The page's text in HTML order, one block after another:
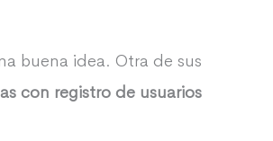
buena idea. Otra de sus
con registro de usuarios